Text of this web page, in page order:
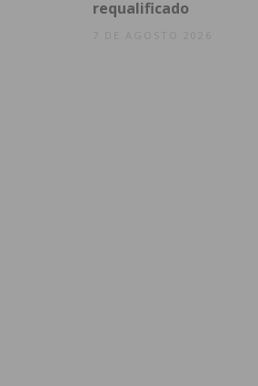
requalificado
7 DE AGOSTO 2026